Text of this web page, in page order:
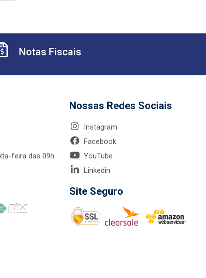
Notas Fiscais
feira das 09h
Nossas Redes Sociais
Instagram
Facebook
YouTube
Linkedin
Site Seguro